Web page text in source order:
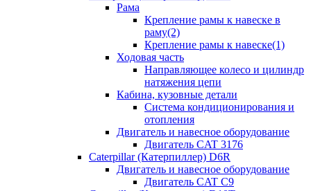
Рама
Крепление рамы к навеске в
раму(2)
Крепление рамы к навеске(1)
Ходовая часть
Направляющее колесо и цилиндр
натяжения цепи
Кабина, кузовные детали
Система кондиционирования и
отопления
Двигатель и навесное оборудование
Двигатель CAT 3176
Caterpillar (Катерпиллер) D6R
Двигатель и навесное оборудование
Двигатель CAT C9